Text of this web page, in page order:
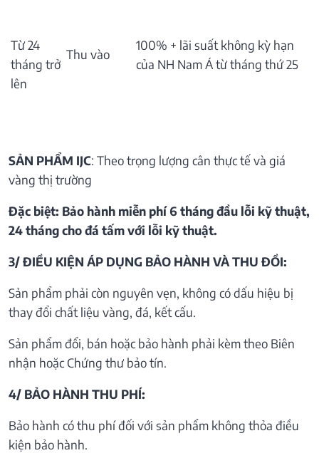
Từ 24
tháng trở
lên
Thu vào
100% + lãi suất không kỳ hạn
của NH Nam Á từ tháng thứ 25
SẢN PHẨM IJC: Theo trọng lượng cân thực tế và giá
vàng thị trường
Đặc biệt: Bảo hành miễn phí 6 tháng đầu lỗi kỹ thuật,
24 tháng cho đá tấm với lỗi kỹ thuật.
3/ ĐIỀU KIỆN ÁP DỤNG BẢO HÀNH VÀ THU ĐỒI:
Sản phẩm phải còn nguyên vẹn, không có dấu hiệu bị
thay đổi chất liệu vàng, đá, kết cấu.
Sản phẩm đổi, bán hoặc bảo hành phải kèm theo Biên
nhận hoặc Chứng thư bảo tín.
4/ BẢO HÀNH THU PHÍ:
Bảo hành có thu phí đối với sản phẩm không thỏa điều
kiện bảo hành.